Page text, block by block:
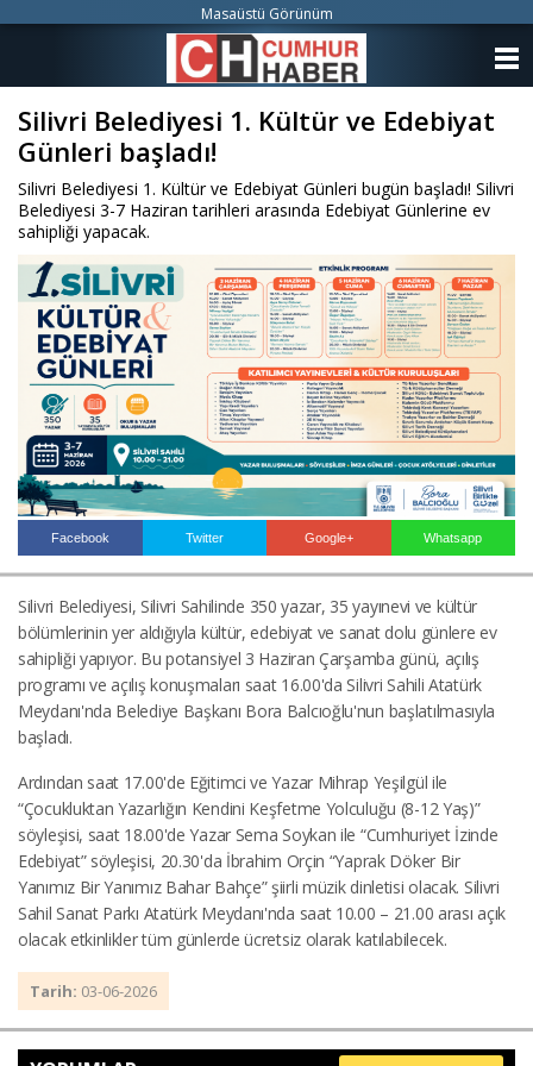
Silivri Belediyesi 1. Kültür ve Edebiyat
Günleri başladı!
Silivri Belediyesi 1. Kültür ve Edebiyat Günleri bugün başladı! Silivri
Belediyesi 3-7 Haziran tarihleri arasında Edebiyat Günlerine ev
sahipliği yapacak.
Facebook Twitter Google+ Whatsapp
Silivri Belediyesi, Silivri Sahilinde 350 yazar, 35 yayınevi ve kültür
bölümlerinin yer aldığıyla kültür, edebiyat ve sanat dolu günlere ev
sahipliği yapıyor. Bu potansiyel 3 Haziran Çarşamba günü, açılış
programı ve açılış konuşmaları saat 16.00'da Silivri Sahili Atatürk
Meydanı'nda Belediye Başkanı Bora Balcıoğlu'nun başlatılmasıyla
başladı.
Ardından saat 17.00'de Eğitimci ve Yazar Mihrap Yeşilgül ile
“Çocukluktan Yazarlığın Kendini Keşfetme Yolculuğu (8-12 Yaş)”
söyleşisi, saat 18.00'de Yazar Sema Soykan ile “Cumhuriyet İzinde
Edebiyat” söyleşisi, 20.30'da İbrahim Orçin “Yaprak Döker Bir
Yanımız Bir Yanımız Bahar Bahçe” şiirli müzik dinletisi olacak. Silivri
Sahil Sanat Parkı Atatürk Meydanı'nda saat 10.00 – 21.00 arası açık
olacak etkinlikler tüm günlerde ücretsiz olarak katılabilecek.
Tarih: 03-06-2026
Masaüstü Görünüm
KATEGORİLER
ANKETLER
FOTO GALERİ
VİDEO GALERİ
KÜNYE
İLETİŞİM
Haberin Doğru Adresi.